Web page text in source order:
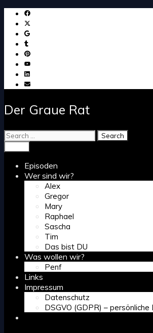
Skip
content
Der Graue Rat
Search
for:
Episoden
Wer sind wir?
Alex
Gregor
Mary
Raphael
Sascha
Tim
Das bist DU
Was wollen wir?
Penf
Links
Impressum
Datenschutz
DSGVO (GDPR) –